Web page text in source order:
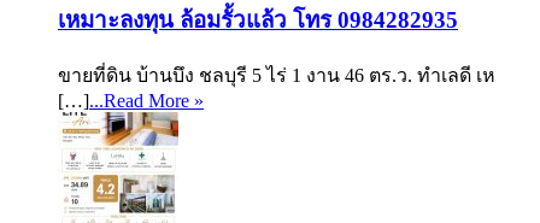
เหมาะลงทุน ล้อมรั้วแล้ว โทร 0984282935
ขายที่ดิน บ้านบึง ชลบุรี 5 ไร่ 1 งาน 46 ตร.ว. ทำเลดี เห
[…]...Read More »